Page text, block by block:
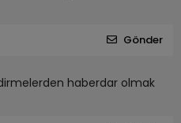
Gönder
haberdar olmak